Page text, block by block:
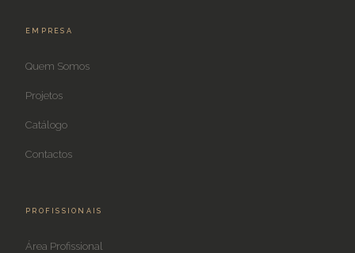
EMPRESA
Quem Somos
Projetos
Catálogo
Contactos
PROFISSIONAIS
Área Profissional